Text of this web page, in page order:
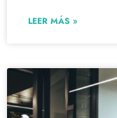
LEER MÁS »